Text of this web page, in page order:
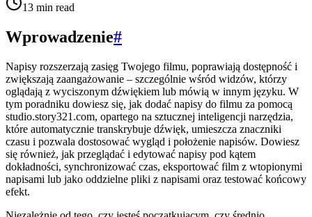
13 min read
Wprowadzenie#
Napisy rozszerzają zasięg Twojego filmu, poprawiają dostępność i
zwiększają zaangażowanie – szczególnie wśród widzów, którzy
oglądają z wyciszonym dźwiękiem lub mówią w innym języku. W
tym poradniku dowiesz się, jak dodać napisy do filmu za pomocą
studio.story321.com, opartego na sztucznej inteligencji narzędzia,
które automatycznie transkrybuje dźwięk, umieszcza znaczniki
czasu i pozwala dostosować wygląd i położenie napisów. Dowiesz
się również, jak przeglądać i edytować napisy pod kątem
dokładności, synchronizować czas, eksportować film z wtopionymi
napisami lub jako oddzielne pliki z napisami oraz testować końcowy
efekt.